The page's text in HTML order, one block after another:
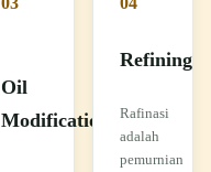
Oil
Modifications
Refining
Rafinasi
adalah
pemurnian